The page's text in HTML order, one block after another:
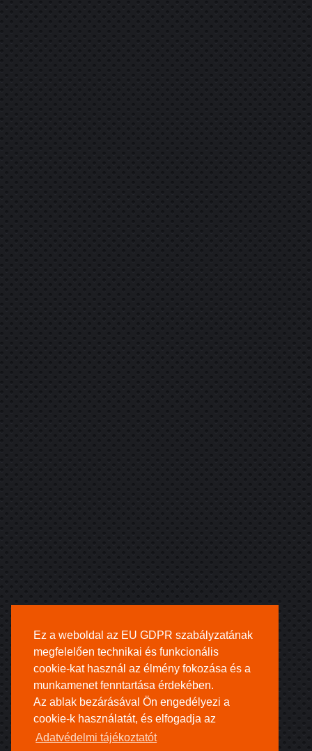
Ez a weboldal az EU GDPR szabályzatának
megfelelően technikai és funkcionális
cookie-kat használ az élmény fokozása és a
munkamenet fenntartása érdekében.
Az ablak bezárásával Ön engedélyezi a
cookie-k használatát, és elfogadja az
Adatvédelmi tájékoztatót